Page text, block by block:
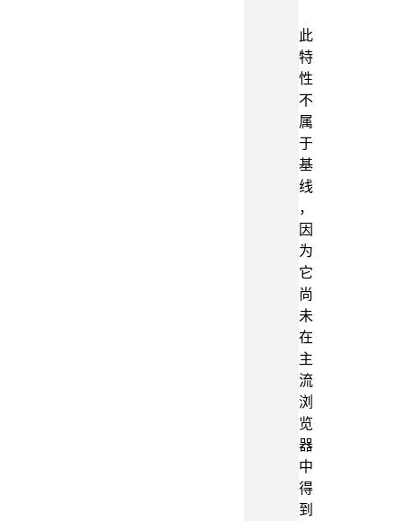
此
特
性
不
属
于
基
线
，
因
为
它
尚
未
在
主
流
浏
览
器
中
得
到